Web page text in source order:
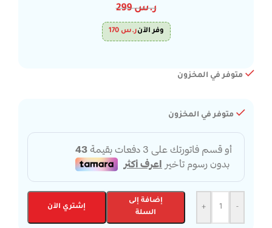
ر.س299
وفر الآنر.س 170
متوفر في المخزون
متوفر في المخزون
-
+
إضافة إلى
السلة
إشتري الآن